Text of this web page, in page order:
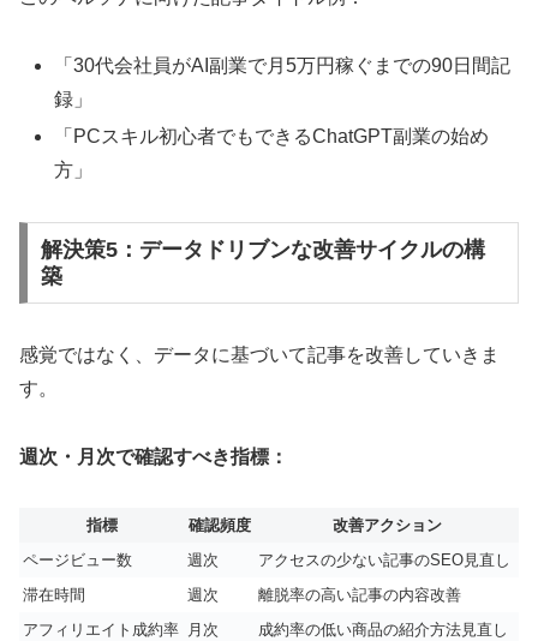
「30代会社員がAI副業で月5万円稼ぐまでの90日間記
録」
「PCスキル初心者でもできるChatGPT副業の始め
方」
解決策5：データドリブンな改善サイクルの構
築
感覚ではなく、データに基づいて記事を改善していきま
す。
週次・月次で確認すべき指標：
指標 確認頻度
改善アクション
ページビュー数
週次
アクセスの少ない記事のSEO見直し
滞在時間
週次
離脱率の高い記事の内容改善
アフィリエイト成約率 月次
成約率の低い商品の紹介方法見直し